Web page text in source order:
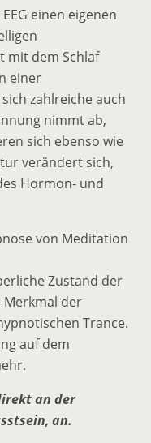
einen eigenen
mit dem Schlaf
einer
zahlreiche auch
nimmt ab,
sich ebenso wie
verändert sich,
Hormon- und
von Meditation
Zustand der
Merkmal der
Trance.
auf dem
an der
an.